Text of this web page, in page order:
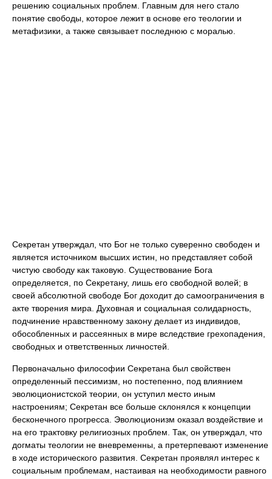
решению социальных проблем. Главным для него стало
понятие свободы, которое лежит в основе его теологии и
метафизики, а также связывает последнюю с моралью.
Секретан утверждал, что Бог не только суверенно свободен и
является источником высших истин, но представляет собой
чистую свободу как таковую. Существование Бога
определяется, по Секретану, лишь его свободной волей; в
своей абсолютной свободе Бог доходит до самоограничения в
акте творения мира. Духовная и социальная солидарность,
подчинение нравственному закону делает из индивидов,
обособленных и рассеянных в мире вследствие грехопадения,
свободных и ответственных личностей.
Первоначально философии Секретана был свойствен
определенный пессимизм, но постепенно, под влиянием
эволюционистской теории, он уступил место иным
настроениям; Секретан все больше склонялся к концепции
бесконечного прогресса. Эволюционизм оказал воздействие и
на его трактовку религиозных проблем. Так, он утверждал, что
догматы теологии не вневременны, а претерпевают изменение
в ходе исторического развития. Секретан проявлял интерес к
социальным проблемам, настаивая на необходимости равного